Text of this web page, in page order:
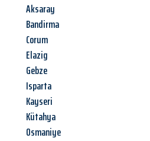
Aksaray
Bandirma
Corum
Elazig
Gebze
Isparta
Kayseri
Kütahya
Osmaniye